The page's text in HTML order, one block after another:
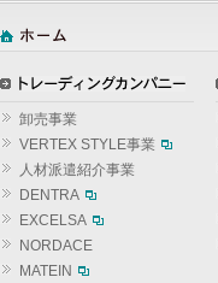
卸売事業
VERTEX STYLE事業
人材派遣紹介事業
DENTRA
EXCELSA
NORDACE
MATEIN